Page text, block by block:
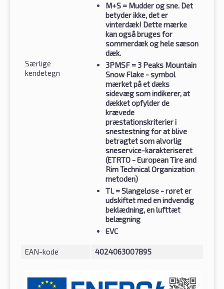
Særlige
kendetegn
M+S = Mudder og sne. Det
betyder ikke, det er
vinterdæk! Dette mærke
kan også bruges for
sommerdæk og hele sæson
dæk.
3PMSF = 3 Peaks Mountain
Snow Flake - symbol
mærket på et dæks
sidevæg som indikerer, at
dækket opfylder de
krævede
præstationskriterier i
snestestning for at blive
betragtet som alvorlig
sneservice-karakteriseret
(ETRTO - European Tire and
Rim Technical Organization
metoden)
TL= Slangeløse - røret er
udskiftet med en indvendig
beklædning, en lufttæt
belægning
EVC
EAN-kode 4024063007895